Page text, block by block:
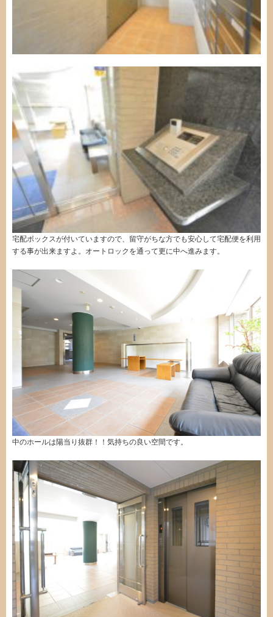
宅配ボックスが付いていますので、留守がちな方でも安心して宅配便を利用
する事が出来ますよ。オートロックを通って更に中へ進みます。
中のホールは陽当り抜群！！気持ちの良い空間です。